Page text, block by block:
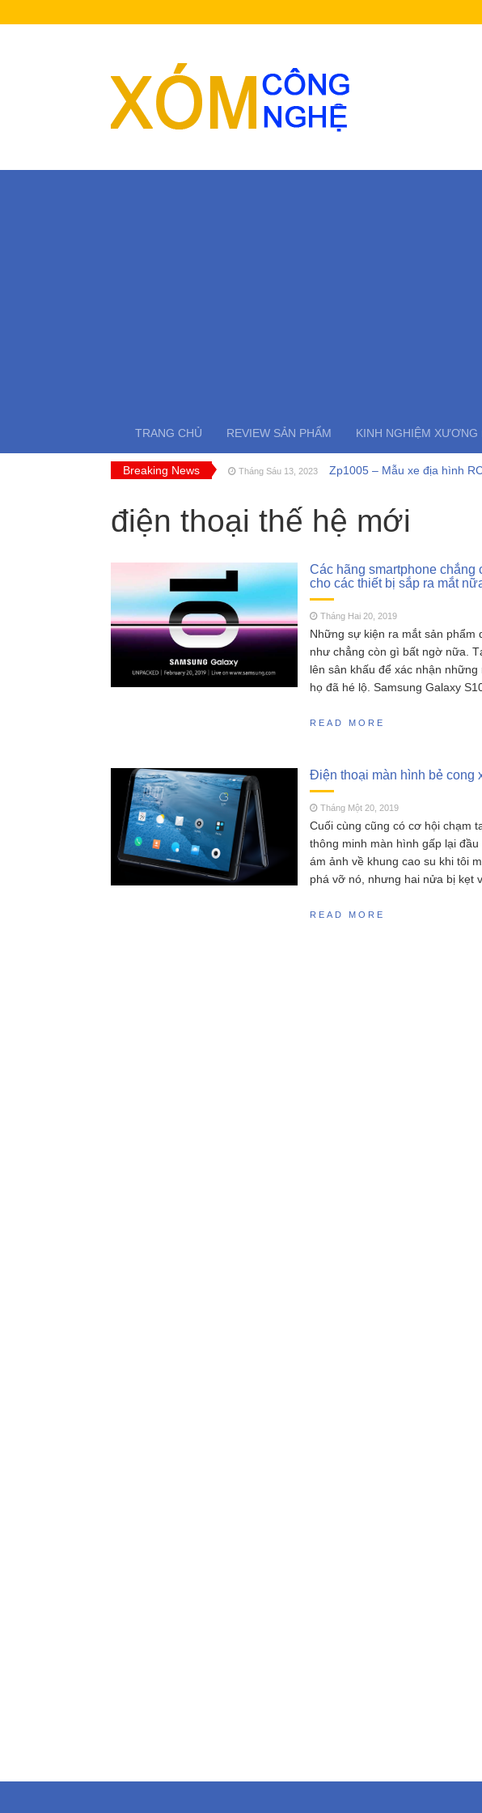
TRANG CHỦ REVIEW SẢN PHẨM KINH NGHIỆM XƯƠNG
Breaking News Tháng Sáu 13, 2023 Zp1005 – Mẫu xe địa hình
Tháng Năm 18, 2023 Cano điều khiển từ xa
Tháng Năm 13, 2023 SCY 16303 – Đúng nhận sai
Tháng Sáu 18, 2023 Đồ chơi RC HOBBY – Chia
điện thoại thế hệ mới
Các hãng smartphone
cho các thiết bị sắp ra mắt
Tháng Hai 20, 2019
Những sự kiện ra mắt sản phẩm
như chẳng còn gì bất ngờ nữa.
lên sân khấu để xác nhận
họ đã hé lộ. Samsung Galaxy
READ MORE
Điện thoại màn hình bẻ cong
Tháng Một 20, 2019
Cuối cùng cũng có cơ hội chạm
thông minh màn hình gấp lại
ám ảnh về khung cao su khi tôi
phá vỡ nó, nhưng hai nửa bị kẹt
READ MORE